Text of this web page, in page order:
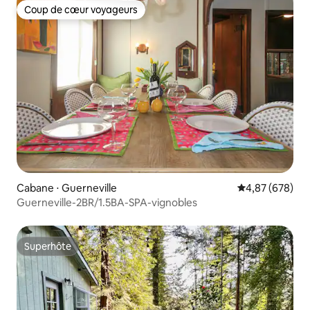
Coup de cœur voyageurs
Coup de cœur voyageurs
Cabane ⋅ Guerneville Évaluation
4,87 (678)
Guerneville-2BR/1.5BA-SPA-vignobles
Superhôte
Superhôte